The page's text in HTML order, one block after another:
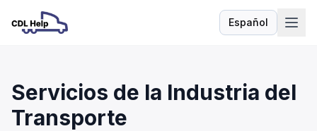
Español
Idioma
Servicios de la Industria del
Transporte